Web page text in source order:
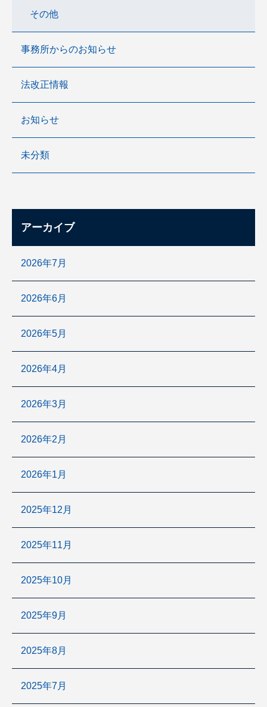
その他
事務所からのお知らせ
法改正情報
お知らせ
未分類
アーカイブ
2026年7月
2026年6月
2026年5月
2026年4月
2026年3月
2026年2月
2026年1月
2025年12月
2025年11月
2025年10月
2025年9月
2025年8月
2025年7月